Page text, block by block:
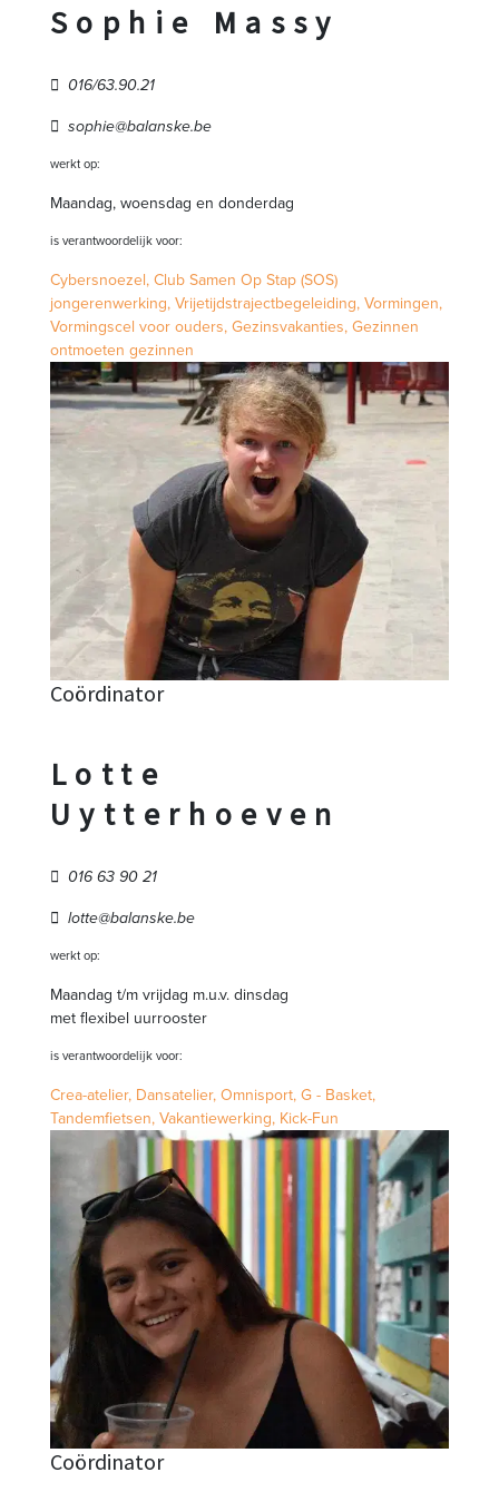
Sophie Massy
016/63.90.21
sophie@balanske.be
werkt op:
Maandag, woensdag en donderdag
is verantwoordelijk voor:
Cybersnoezel, Club Samen Op Stap (SOS)
jongerenwerking, Vrijetijdstrajectbegeleiding, Vormingen,
Vormingscel voor ouders, Gezinsvakanties, Gezinnen
ontmoeten gezinnen
Coördinator
Lotte
Uytterhoeven
016 63 90 21
lotte@balanske.be
werkt op:
Maandag t/m vrijdag m.u.v. dinsdag
met flexibel uurrooster
is verantwoordelijk voor:
Crea-atelier, Dansatelier, Omnisport, G - Basket,
Tandemfietsen, Vakantiewerking, Kick-Fun
Coördinator